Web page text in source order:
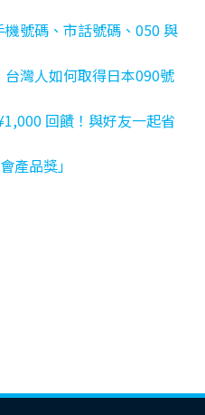
號碼、市話號碼、050 與
灣人如何取得日本090號
回饋！與好友一起省
產品獎」